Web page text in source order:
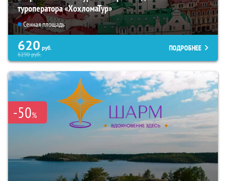
туроператора «ХохломаТур»
Сенная площадь
620 руб.
6290руб.
ПОДРОБНЕЕ
-50%